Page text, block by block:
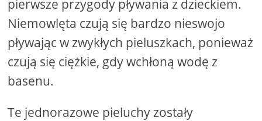
pierwsze przygody pływania z dzieckiem.
Niemowlęta czują się bardzo nieswojo
pływając w zwykłych pieluszkach, ponieważ
czują się ciężkie, gdy wchłoną wodę z
basenu.
Te jednorazowe pieluchy zostały